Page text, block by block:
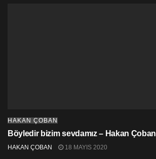
HAKAN ÇOBAN
Böyledir bizim sevdamız – Hakan Çoban
HAKAN ÇOBAN 18 MAYIS 2020